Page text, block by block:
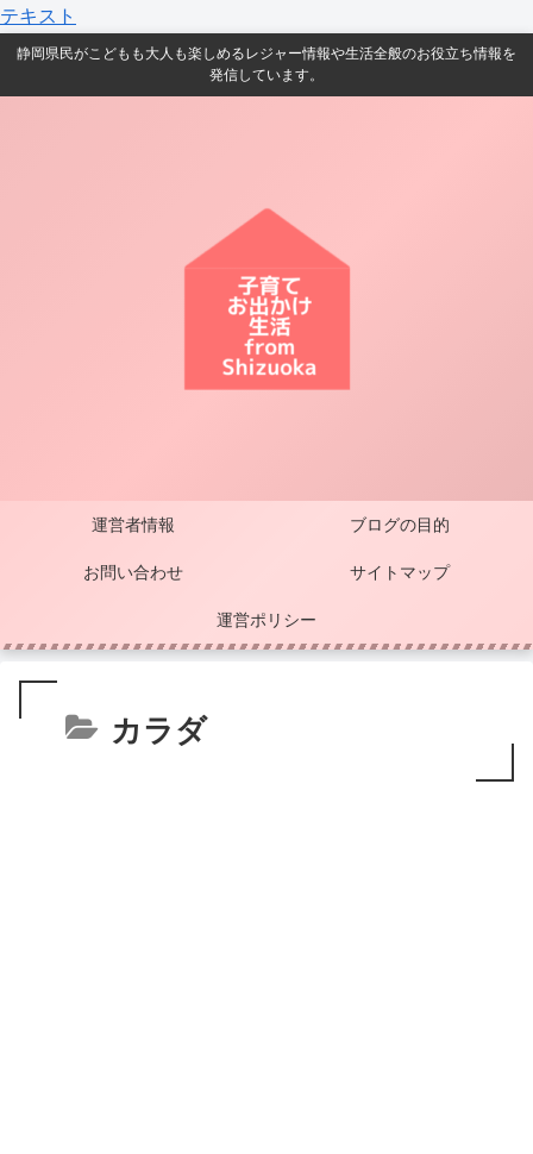
テキスト
静岡県民がこどもも大人も楽しめるレジャー情報や生活全般のお役立ち情報を
発信しています。
運営者情報 ブログの目的
お問い合わせ サイトマップ
運営ポリシー
カラダ